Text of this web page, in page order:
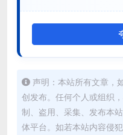
声明：本站所有文章，
创发布。任何个人或组织
制、盗用、采集、发布本
体平台。如若本站内容侵